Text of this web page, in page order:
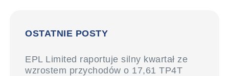
OSTATNIE POSTY
EPL Limited raportuje silny kwartał ze
wzrostem przychodów o 17,61 TP4T